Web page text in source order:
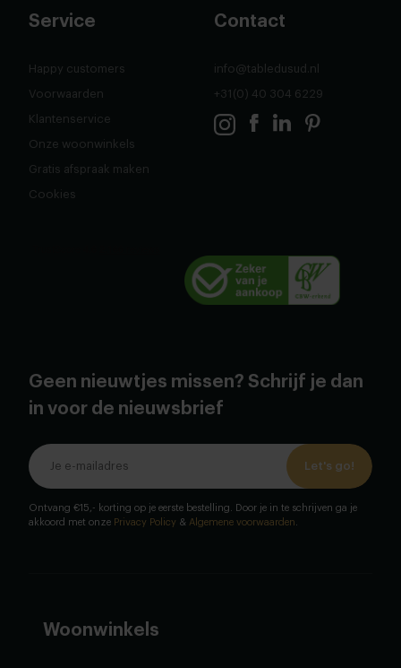
Service
Happy customers
Voorwaarden
Klantenservice
Onze woonwinkels
Gratis afspraak maken
Cookies
Contact
info@tabledusud.nl
+31(0) 40 304 6229
Geen nieuwtjes missen? Schrijf je dan
in voor de nieuwsbrief
Let's go!
Ontvang €15,- korting op je eerste bestelling. Door je in te schrijven ga je
akkoord met onze Privacy Policy & Algemene voorwaarden
Woonwinkels